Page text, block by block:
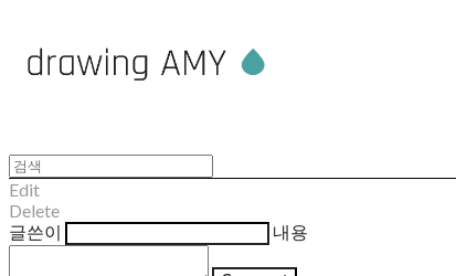
Edit
Delete
글쓴이
내용